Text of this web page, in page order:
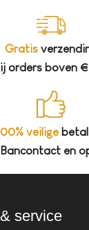
Gratis
orders boven
veilige
Bancontact en
service